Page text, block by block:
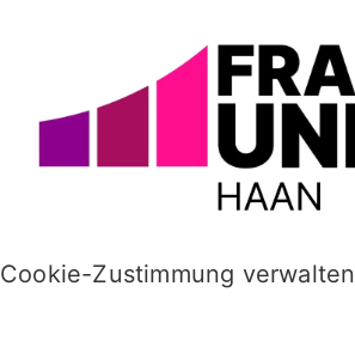
Cookie-Zustimmung verwalten